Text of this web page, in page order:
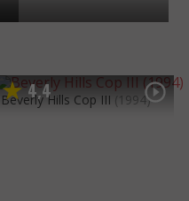
4,4
Beverly Hills Cop III (1994)